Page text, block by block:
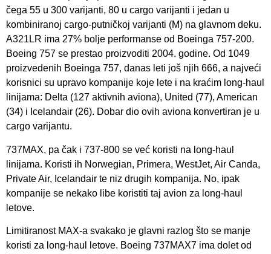
čega 55 u 300 varijanti, 80 u cargo varijanti i jedan u
kombiniranoj cargo-putničkoj varijanti (M) na glavnom deku.
A321LR ima 27% bolje performanse od Boeinga 757-200.
Boeing 757 se prestao proizvoditi 2004. godine. Od 1049
proizvedenih Boeinga 757, danas leti još njih 666, a najveći
korisnici su upravo kompanije koje lete i na kraćim long-haul
linijama: Delta (127 aktivnih aviona), United (77), American
(34) i Icelandair (26). Dobar dio ovih aviona konvertiran je u
cargo varijantu.
737MAX, pa čak i 737-800 se već koristi na long-haul
linijama. Koristi ih Norwegian, Primera, WestJet, Air Canda,
Private Air, Icelandair te niz drugih kompanija. No, ipak
kompanije se nekako libe koristiti taj avion za long-haul
letove.
Limitiranost MAX-a svakako je glavni razlog što se manje
koristi za long-haul letove. Boeing 737MAX7 ima dolet od